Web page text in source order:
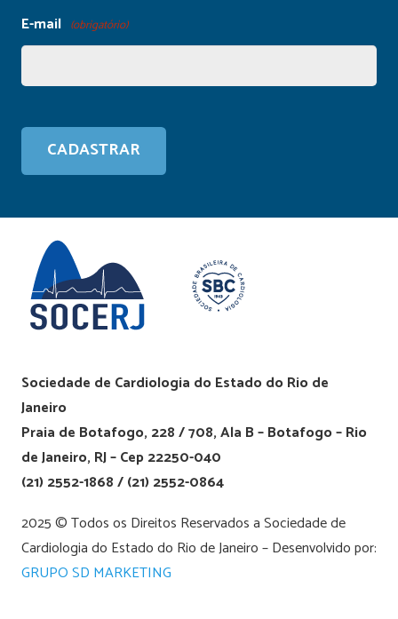
E-mail (obrigatório)
Sociedade de Cardiologia do Estado do Rio de
Janeiro
Praia de Botafogo, 228 / 708, Ala B – Botafogo – Rio
de Janeiro, RJ – Cep 22250-040
(21) 2552-1868 / (21) 2552-0864
2025 © Todos os Direitos Reservados a Sociedade de
Cardiologia do Estado do Rio de Janeiro – Desenvolvido por:
GRUPO SD MARKETING